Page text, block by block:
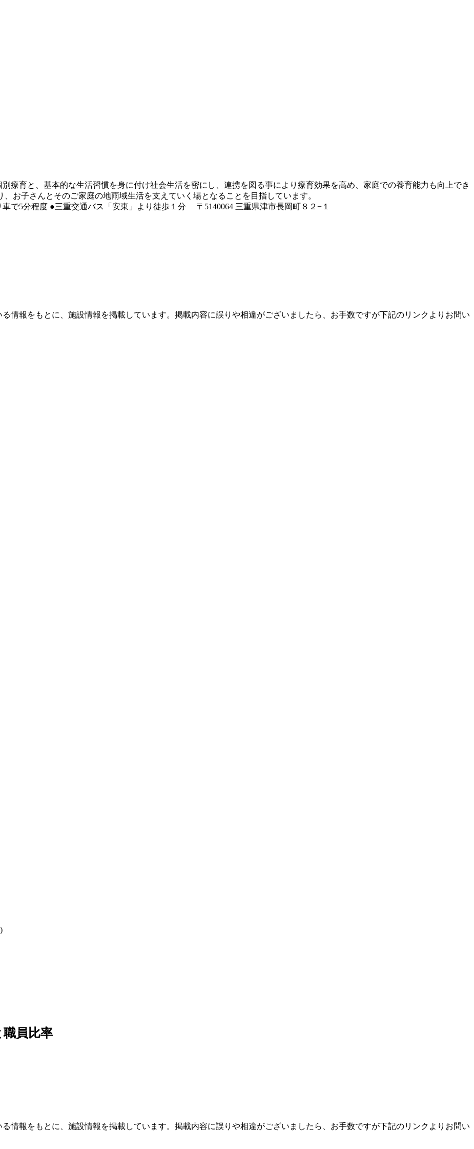
療育と、基本的な生活習慣を身に付け社会生活を密にし、連携を図る事により療育効果を高め、家庭での養育能力も向上でき
お子さんとそのご家庭の地雨域生活を支えていく場となることを目指しています。
で5分程度 ●三重交通バス「安東」より徒歩１分 〒5140064 三重県津市長岡町８２−１
情報をもとに、施設情報を掲載しています。掲載内容に誤りや相違がございましたら、お手数ですが下記のリンクよりお問い
員比率
情報をもとに、施設情報を掲載しています。掲載内容に誤りや相違がございましたら、お手数ですが下記のリンクよりお問い